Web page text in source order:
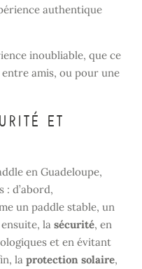
authentique
inoubliable, que ce
amis, ou pour une
et
en Guadeloupe,
: d’abord,
un paddle stable, un
la sécurité, en
et en évitant
la protection solaire,